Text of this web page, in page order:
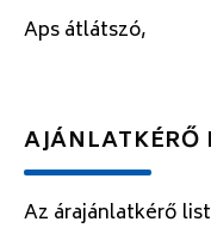
Aps átlátszó,
AJÁNLATKÉRŐ
Az árajánlatkérő